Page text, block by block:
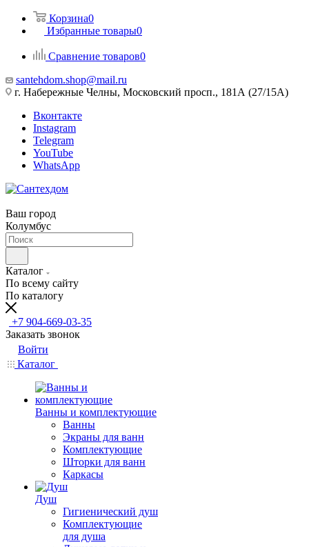
Корзина0
Избранные товары0
Сравнение товаров0
santehdom.shop@mail.ru
г. Набережные Челны, Московский просп., 181А (27/15А)
Вконтакте
Instagram
Telegram
YouTube
WhatsApp
Ваш город
Колумбус
Каталог
По всему сайту
По каталогу
+7 904-669-03-35
Заказать звонок
Войти
Каталог
Ванны и комплектующие
Ванны
Экраны для ванн
Комплектующие
Шторки для ванн
Каркасы
Душ
Гигиенический душ
Комплектующие
для душа